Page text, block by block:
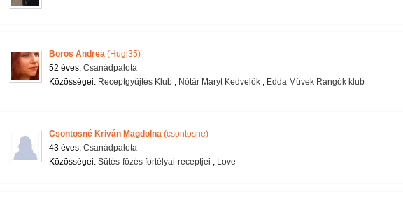
Boros Andrea(Hugi35)
52 éves, Csanádpalota
Közösségei: Receptgyűjtés Klub, Nótár Maryt Kedvelők, Edda Müvek Rangók klub
Csontosné Kriván Magdolna(csontosne)
43 éves, Csanádpalota
Közösségei: Sütés-főzés fortélyai-receptjei , Love